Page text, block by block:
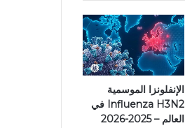
الإنفلونزا الموسمية
Influenza H3N2 في
العالم – 2025-2026